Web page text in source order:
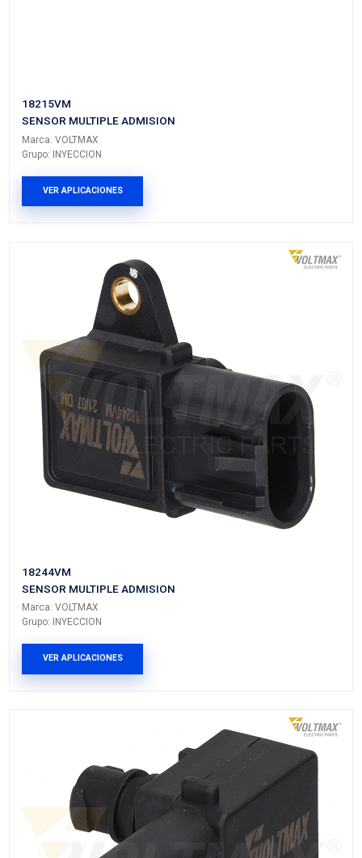
18200VM
SENSOR MULTIPLE ADMISION
Marca: VOLTMAX
Grupo: INYECCION
VER APLICACIONES
18215VM
SENSOR MULTIPLE ADMISION